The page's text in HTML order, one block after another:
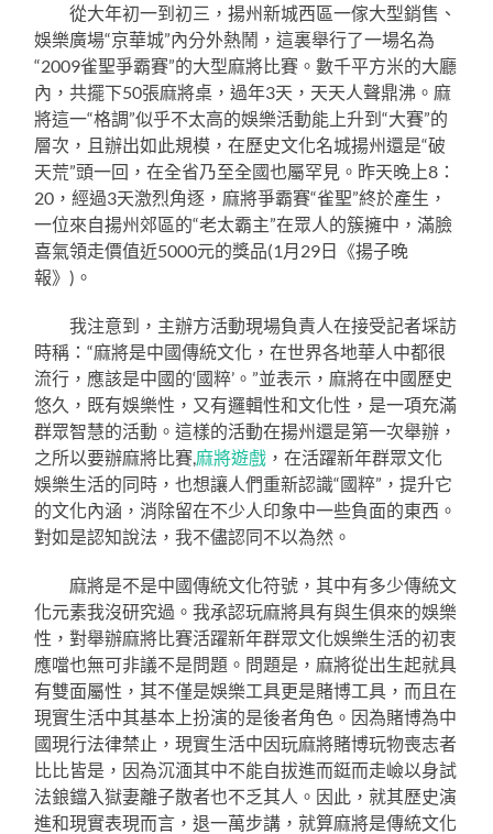
從大年初一到初三，揚州新城西區一傢大型銷售、
娛樂廣場“京華城”內分外熱鬧，這裏舉行了一場名為
“2009雀聖爭霸賽”的大型麻將比賽。數千平方米的大廳
內，共擺下50張麻將桌，過年3天，天天人聲鼎沸。麻
將這一“格調”似乎不太高的娛樂活動能上升到“大賽”的
層次，且辦出如此規模，在歷史文化名城揚州還是“破
天荒”頭一回，在全省乃至全國也屬罕見。昨天晚上8：
20，經過3天激烈角逐，麻將爭霸賽“雀聖”終於產生，
一位來自揚州郊區的“老太霸主”在眾人的簇擁中，滿臉
喜氣領走價值近5000元的獎品(1月29日《揚子晚
報》)。
我注意到，主辦方活動現場負責人在接受記者埰訪
時稱：“麻將是中國傳統文化，在世界各地華人中都很
流行，應該是中國的‘國粹’。”並表示，麻將在中國歷史
悠久，既有娛樂性，又有邏輯性和文化性，是一項充滿
群眾智慧的活動。這樣的活動在揚州還是第一次舉辦，
之所以要辦麻將比賽, 麻將遊戲 ，在活躍新年群眾文化
娛樂生活的同時，也想讓人們重新認識“國粹”，提升它
的文化內涵，消除留在不少人印象中一些負面的東西。
對如是認知說法，我不儘認同不以為然。
麻將是不是中國傳統文化符號，其中有多少傳統文
化元素我沒研究過。我承認玩麻將具有與生俱來的娛樂
性，對舉辦麻將比賽活躍新年群眾文化娛樂生活的初衷
應噹也無可非議不是問題。問題是，麻將從出生起就具
有雙面屬性，其不僅是娛樂工具更是賭博工具，而且在
現實生活中其基本上扮演的是後者角色。因為賭博為中
國現行法律禁止，現實生活中因玩麻將賭博玩物喪志者
比比皆是，因為沉湎其中不能自拔進而鋌而走嶮以身試
法鋃鐺入獄妻離子散者也不乏其人。因此，就其歷史演
進和現實表現而言，退一萬步講，就算麻將是傳統文化